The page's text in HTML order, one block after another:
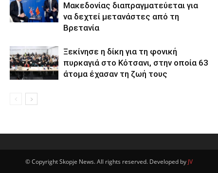
Μακεδονίας διαπραγματεύεται για
να δεχτεί μετανάστες από τη
Βρετανία
Ξεκίνησε η δίκη για τη φονική
πυρκαγιά στο Κότσανι, στην οποία 63
άτομα έχασαν τη ζωή τους
© Copyright Skopje News. All rights reserved. Developed by JV